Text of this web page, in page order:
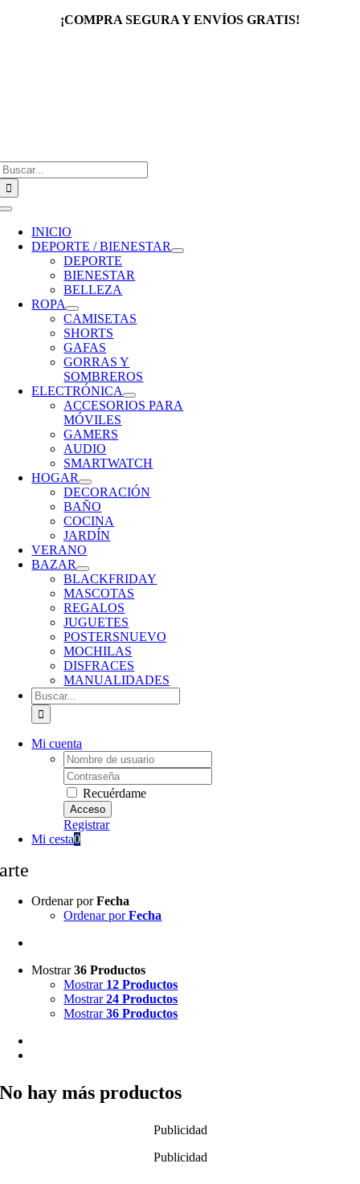
¡COMPRA SEGURA Y ENVÍOS GRATIS!
Toggle
Navigation
INICIO
DEPORTE / BIENESTAR
DEPORTE
BIENESTAR
BELLEZA
ROPA
CAMISETAS
SHORTS
GAFAS
GORRAS Y
SOMBREROS
ELECTRÓNICA
ACCESORIOS PARA
MÓVILES
GAMERS
AUDIO
SMARTWATCH
HOGAR
DECORACIÓN
BAÑO
COCINA
JARDÍN
VERANO
BAZAR
BLACKFRIDAY
MASCOTAS
REGALOS
JUGUETES
POSTERSNUEVO
MOCHILAS
DISFRACES
MANUALIDADES
Buscar:
Mi cuenta
Username:
Password:
Recuérdame
Registrar
Mi cesta0
arte
Ordenar porFecha
Ordenar porFecha
Mostrar36 Productos
Mostrar 12 Productos
Mostrar24 Productos
Mostrar36 Productos
No hay más productos
Publicidad
Publicidad